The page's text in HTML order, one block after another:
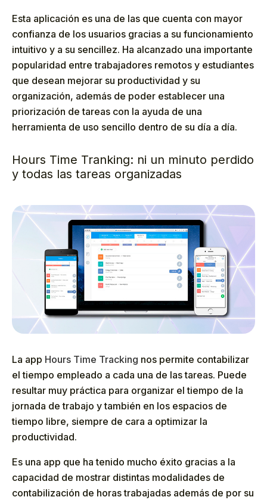
Esta aplicación es una de las que cuenta con mayor
confianza de los usuarios gracias a su funcionamiento
intuitivo y a su sencillez. Ha alcanzado una importante
popularidad entre trabajadores remotos y estudiantes
que desean mejorar su productividad y su
organización, además de poder establecer una
priorización de tareas con la ayuda de una
herramienta de uso sencillo dentro de su día a día.
Hours Time Tranking: ni un minuto perdido
y todas las tareas organizadas
La app Hours Time Tracking nos permite contabilizar
el tiempo empleado a cada una de las tareas. Puede
resultar muy práctica para organizar el tiempo de la
jornada de trabajo y también en los espacios de
tiempo libre, siempre de cara a optimizar la
productividad.
Es una app que ha tenido mucho éxito gracias a la
capacidad de mostrar distintas modalidades de
contabilización de horas trabajadas además de por su